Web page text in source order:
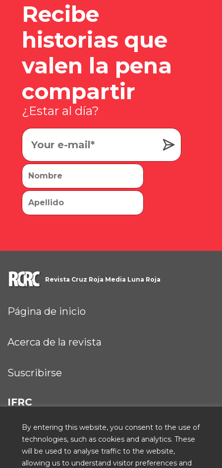
By entering this website, you consent to the use of
technologies, such as cookies and analytics. These
will be used to analyse traffic to the website,
allowing us to understand visitor preferences and
Recibe
historias que
valen la pena
compartir
¿Estar al día?
Revista Cruz Roja Media Luna Roja
Página de inicio
Acerca de la revista
Suscribirse
IFRC
ICRC